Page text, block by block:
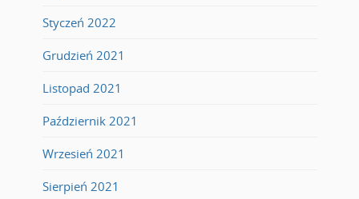
Styczeń 2022
Grudzień 2021
Listopad 2021
Październik 2021
Wrzesień 2021
Sierpień 2021